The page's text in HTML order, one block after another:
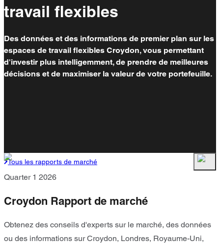
travail flexibles
Des données et des informations de premier plan sur les
espaces de travail flexibles Croydon, vous permettant
d'investir plus intelligemment, de prendre de meilleures
décisions et de maximiser la valeur de votre portefeuille.
Tous les rapports de marché
Quarter 1 2026
Croydon Rapport de marché
Obtenez des conseils d'experts sur le marché, des données
ou des informations sur Croydon, Londres, Royaume-Uni,